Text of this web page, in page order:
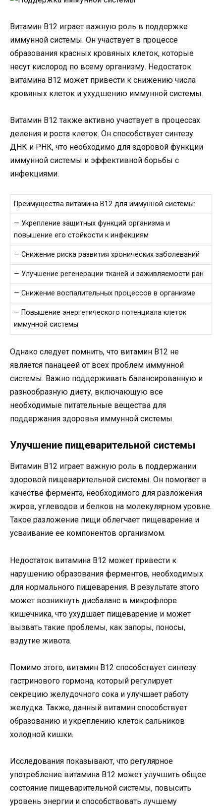
Витамин B12 играет важную роль в поддержке
иммунной системы. Он участвует в процессе
образования красных кровяных клеток, которые
несут кислород по всему организму. Недостаток
витамина B12 может привести к снижению числа
кровяных клеток и ухудшению иммунной системы.
Витамин B12 также активно участвует в процессах
деления и роста клеток. Он способствует синтезу
ДНК и РНК, что необходимо для здоровой функции
иммунной системы и эффективной борьбы с
инфекциями.
Преимущества витамина B12 для иммунной системы:
— Укрепление защитных функций организма и
повышение его стойкости к инфекциям
— Снижение риска развития хронических заболеваний
— Улучшение регенерации тканей и заживляемости ран
— Снижение воспалительных процессов в организме
— Повышение энергетического потенциала клеток
иммунной системы
Однако следует помнить, что витамин B12 не
является панацеей от всех проблем иммунной
системы. Важно поддерживать балансированную и
разнообразную диету, включающую все
необходимые питательные вещества для
поддержания здоровья иммунной системы.
Улучшение пищеварительной системы
Витамин B12 играет важную роль в поддержании
здоровой пищеварительной системы. Он помогает в
качестве фермента, необходимого для разложения
жиров, углеводов и белков на молекулярном уровне.
Такое разложение пищи облегчает пищеварение и
усваивание ее компонентов организмом.
Недостаток витамина B12 может привести к
нарушению образования ферментов, необходимых
для нормального пищеварения. В результате этого
может возникнуть дисбаланс в микрофлоре
кишечника, что ухудшает пищеварение и может
вызвать такие проблемы, как запоры, поносы,
вздутие живота.
Помимо этого, витамин B12 способствует синтезу
гастринового гормона, который регулирует
секрецию желудочного сока и улучшает работу
желудка. Также, данный витамин способствует
образованию и укреплению клеток сальников
холодной кишки.
Исследования показывают, что регулярное
употребление витамина B12 может улучшить общее
состояние пищеварительной системы, повысить
уровень энергии и способствовать лучшему